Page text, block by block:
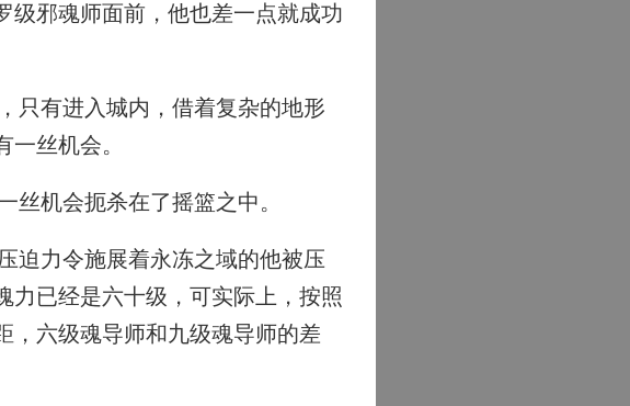
级邪魂师面前，他也差一点就成功
只有进入城内，借着复杂的地形
丝机会。
机会扼杀在了摇篮之中。
迫力令施展着永冻之域的他被压
力已经是六十级，可实际上，按照
，六级魂导师和九级魂导师的差